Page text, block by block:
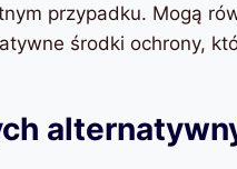
przypadku. Mogą
środki ochrony,